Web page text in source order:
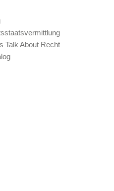
Talk About Recht